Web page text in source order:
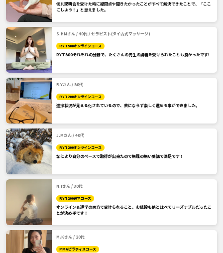
個別説明会を受けた時に疑問点や聞きたかったことがすべて解決できたことで、「ここ
にしよう！」と思えました。
S.HMさん / 40代 / セラピスト(タイ古式マッサージ)
RYT500オンラインコース
RYT500それぞれの分野で、たくさんの先生の講義を受けられたことも良かったです!
R.Yさん / 50代
RYT200オンラインコース
進捗状況が見える化されているので、苦にならず楽しく進める事ができました。
J.Mさん / 40代
RYT200オンラインコース
なにより自分のペースで取得が出来たので無理の無い受講で満足です！
N.Iさん / 30代
RYT200通学コース
オンライン＆通学の両方で受けられること、お値段も他と比べてリーズナブルだったこ
とが決め手です！
M.Kさん / 20代
PMAピラティスコース